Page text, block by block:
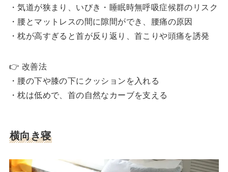
・気道が狭まり、いびき・睡眠時無呼吸症候群のリスク
・腰とマットレスの間に隙間ができ、腰痛の原因
・枕が高すぎると首が反り返り、首こりや頭痛を誘発
👉 改善法
・腰の下や膝の下にクッションを入れる
・枕は低めで、首の自然なカーブを支える
横向き寝